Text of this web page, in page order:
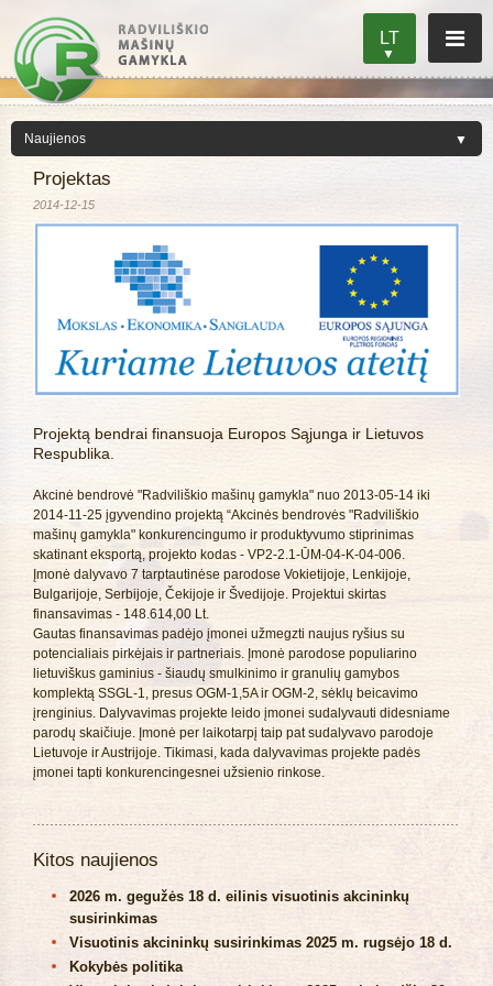
LT
Projektas
2014-12-15
Projektą bendrai finansuoja Europos Sąjunga ir Lietuvos
Respublika.
Akcinė bendrovė "Radviliškio mašinų gamykla" nuo 2013-05-14 iki
2014-11-25 įgyvendino projektą “Akcinės bendrovės "Radviliškio
mašinų gamykla" konkurencingumo ir produktyvumo stiprinimas
skatinant eksportą, projekto kodas - VP2-2.1-ŪM-04-K-04-006.
Įmonė dalyvavo 7 tarptautinėse parodose Vokietijoje, Lenkijoje,
Bulgarijoje, Serbijoje, Čekijoje ir Švedijoje. Projektui skirtas
finansavimas - 148.614,00 Lt.
Gautas finansavimas padėjo įmonei užmegzti naujus ryšius su
potencialiais pirkėjais ir partneriais. Įmonė parodose populiarino
lietuviškus gaminius - šiaudų smulkinimo ir granulių gamybos
komplektą SSGL-1, presus OGM-1,5A ir OGM-2, sėklų beicavimo
įrenginius. Dalyvavimas projekte leido įmonei sudalyvauti didesniame
parodų skaičiuje. Įmonė per laikotarpį taip pat sudalyvavo parodoje
Lietuvoje ir Austrijoje. Tikimasi, kada dalyvavimas projekte padės
įmonei tapti konkurencingesnei užsienio rinkose.
Kitos naujienos
2026 m. gegužės 18 d. eilinis visuotinis akcininkų
susirinkimas
Visuotinis akcininkų susirinkimas 2025 m. rugsėjo 18 d.
Kokybės politika